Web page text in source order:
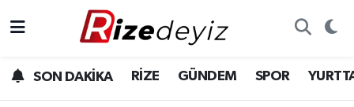
SON DAKİKA RİZE GÜNDEM SPOR
Gündem
Rize Hava Durumu